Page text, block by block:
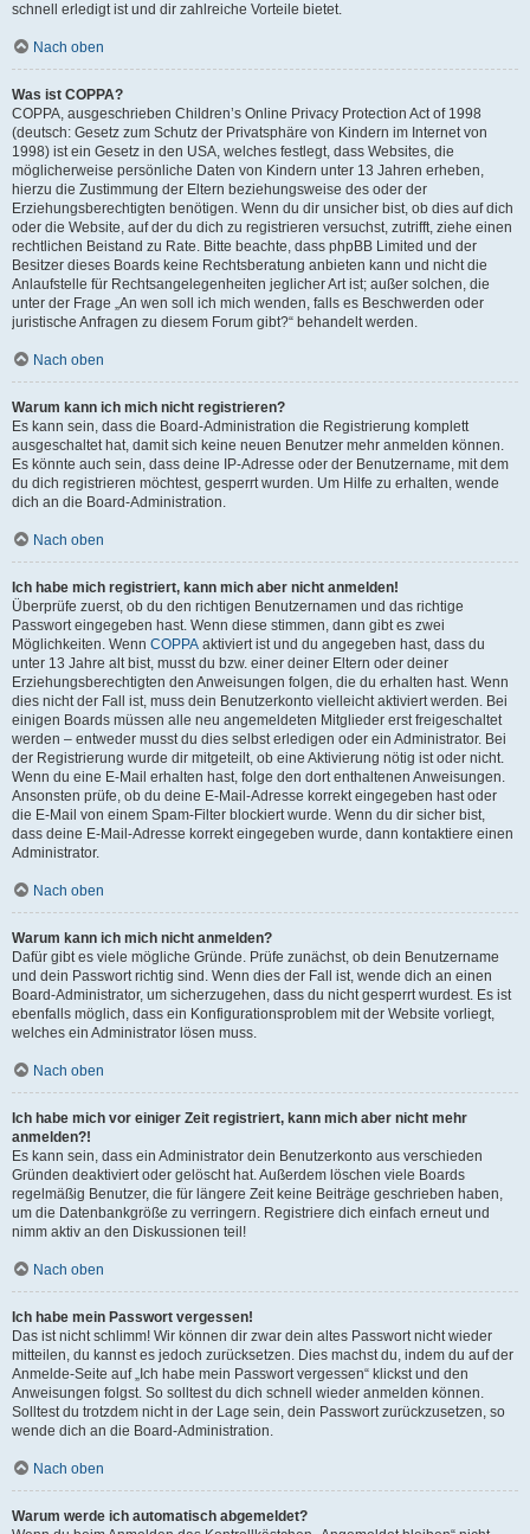
schnell erledigt ist und dir zahlreiche Vorteile bietet.
Nach oben
Was ist COPPA?
COPPA, ausgeschrieben Children’s Online Privacy Protection Act of 1998
(deutsch: Gesetz zum Schutz der Privatsphäre von Kindern im Internet von
1998) ist ein Gesetz in den USA, welches festlegt, dass Websites, die
möglicherweise persönliche Daten von Kindern unter 13 Jahren erheben,
hierzu die Zustimmung der Eltern beziehungsweise des oder der
Erziehungsberechtigten benötigen. Wenn du dir unsicher bist, ob dies auf dich
oder die Website, auf der du dich zu registrieren versuchst, zutrifft, ziehe einen
rechtlichen Beistand zu Rate. Bitte beachte, dass phpBB Limited und der
Besitzer dieses Boards keine Rechtsberatung anbieten kann und nicht die
Anlaufstelle für Rechtsangelegenheiten jeglicher Art ist; außer solchen, die
unter der Frage „An wen soll ich mich wenden, falls es Beschwerden oder
juristische Anfragen zu diesem Forum gibt?“ behandelt werden.
Nach oben
Warum kann ich mich nicht registrieren?
Es kann sein, dass die Board-Administration die Registrierung komplett
ausgeschaltet hat, damit sich keine neuen Benutzer mehr anmelden können.
Es könnte auch sein, dass deine IP-Adresse oder der Benutzername, mit dem
du dich registrieren möchtest, gesperrt wurden. Um Hilfe zu erhalten, wende
dich an die Board-Administration.
Nach oben
Ich habe mich registriert, kann mich aber nicht anmelden!
Überprüfe zuerst, ob du den richtigen Benutzernamen und das richtige
Passwort eingegeben hast. Wenn diese stimmen, dann gibt es zwei
Möglichkeiten. Wenn COPPA aktiviert ist und du angegeben hast, dass du
unter 13 Jahre alt bist, musst du bzw. einer deiner Eltern oder deiner
Erziehungsberechtigten den Anweisungen folgen, die du erhalten hast. Wenn
dies nicht der Fall ist, muss dein Benutzerkonto vielleicht aktiviert werden. Bei
einigen Boards müssen alle neu angemeldeten Mitglieder erst freigeschaltet
werden – entweder musst du dies selbst erledigen oder ein Administrator. Bei
der Registrierung wurde dir mitgeteilt, ob eine Aktivierung nötig ist oder nicht.
Wenn du eine E-Mail erhalten hast, folge den dort enthaltenen Anweisungen.
Ansonsten prüfe, ob du deine E-Mail-Adresse korrekt eingegeben hast oder
die E-Mail von einem Spam-Filter blockiert wurde. Wenn du dir sicher bist,
dass deine E-Mail-Adresse korrekt eingegeben wurde, dann kontaktiere einen
Administrator.
Nach oben
Warum kann ich mich nicht anmelden?
Dafür gibt es viele mögliche Gründe. Prüfe zunächst, ob dein Benutzername
und dein Passwort richtig sind. Wenn dies der Fall ist, wende dich an einen
Board-Administrator, um sicherzugehen, dass du nicht gesperrt wurdest. Es ist
ebenfalls möglich, dass ein Konfigurationsproblem mit der Website vorliegt,
welches ein Administrator lösen muss.
Nach oben
Ich habe mich vor einiger Zeit registriert, kann mich aber nicht mehr
anmelden?!
Es kann sein, dass ein Administrator dein Benutzerkonto aus verschieden
Gründen deaktiviert oder gelöscht hat. Außerdem löschen viele Boards
regelmäßig Benutzer, die für längere Zeit keine Beiträge geschrieben haben,
um die Datenbankgröße zu verringern. Registriere dich einfach erneut und
nimm aktiv an den Diskussionen teil!
Nach oben
Ich habe mein Passwort vergessen!
Das ist nicht schlimm! Wir können dir zwar dein altes Passwort nicht wieder
mitteilen, du kannst es jedoch zurücksetzen. Dies machst du, indem du auf der
Anmelde-Seite auf „Ich habe mein Passwort vergessen“ klickst und den
Anweisungen folgst. So solltest du dich schnell wieder anmelden können.
Solltest du trotzdem nicht in der Lage sein, dein Passwort zurückzusetzen, so
wende dich an die Board-Administration.
Nach oben
Warum werde ich automatisch abgemeldet?